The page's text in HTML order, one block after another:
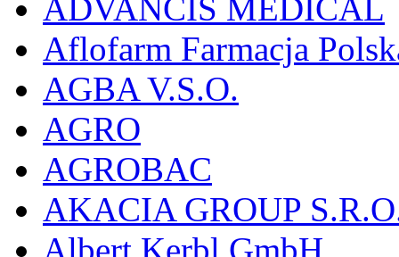
ADVANCIS MEDICAL
Aflofarm Farmacja
AGBA V.S.O.
AGRO
AGROBAC
AKACIA GROUP